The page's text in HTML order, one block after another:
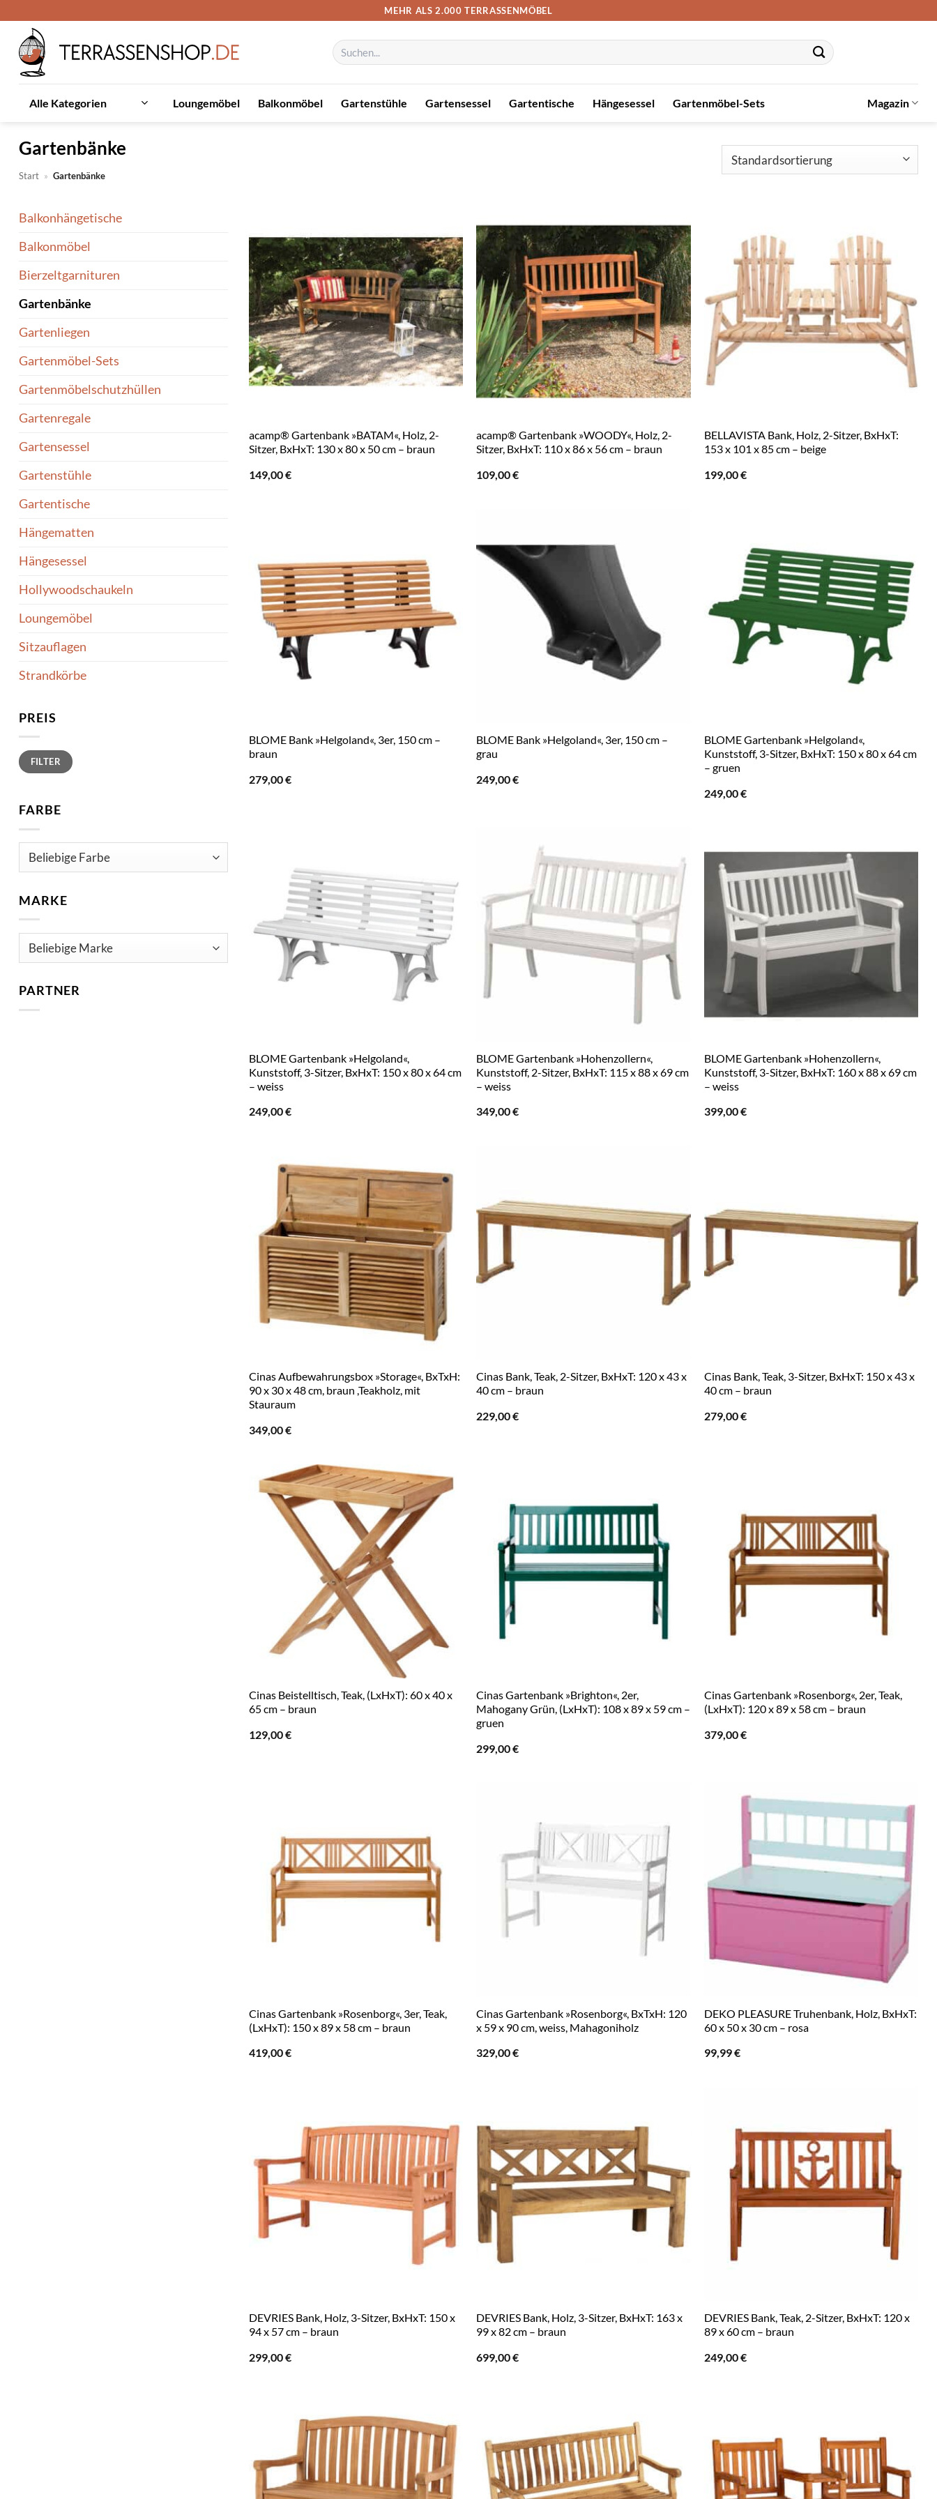
Inhalt
springen
MEHR ALS 2.000 TERRASSENMÖBEL
Suchen
nach:
Alle Kategorien Loungemöbel Balkonmöbel Gartenstühle Gartensessel Gartentische Hängesessel Gartenmöbel-Sets Magazin
Gartenbänke
Start » Gartenbänke
Balkonhängetische
Balkonmöbel
Bierzeltgarnituren
Gartenbänke
Gartenliegen
Gartenmöbel-Sets
Gartenmöbelschutzhüllen
Gartenregale
Gartensessel
Gartenstühle
Gartentische
Hängematten
Hängesessel
Hollywoodschaukeln
Loungemöbel
Sitzauflagen
Strandkörbe
PREIS
Min.
Preis
Max.
PreisFILTER
FARBE
MARKE
PARTNER
acamp® Gartenbank »BATAM«, Holz, 2-
Sitzer, BxHxT: 130 x 80 x 50 cm – braun
149,00€
acamp® Gartenbank »WOODY«, Holz, 2-
Sitzer, BxHxT: 110 x 86 x 56 cm – braun
109,00€
BELLAVISTA Bank, Holz, 2-Sitzer, BxHxT:
153 x 101 x 85 cm – beige
199,00€
BLOME Bank »Helgoland«, 3er, 150 cm –
braun
279,00€
BLOME Bank »Helgoland«, 3er, 150 cm –
grau
249,00€
BLOME Gartenbank »Helgoland«,
Kunststoff, 3-Sitzer, BxHxT: 150 x 80 x 64 cm
– gruen
249,00€
BLOME Gartenbank »Helgoland«,
Kunststoff, 3-Sitzer, BxHxT: 150 x 80 x 64 cm
– weiss
249,00€
BLOME Gartenbank »Hohenzollern«,
Kunststoff, 2-Sitzer, BxHxT: 115 x 88 x 69 cm
– weiss
349,00€
BLOME Gartenbank »Hohenzollern«,
Kunststoff, 3-Sitzer, BxHxT: 160 x 88 x 69 cm
– weiss
399,00€
Cinas Aufbewahrungsbox »Storage«, BxTxH:
90 x 30 x 48 cm, braun ,Teakholz, mit
Stauraum
349,00€
Cinas Bank, Teak, 2-Sitzer, BxHxT: 120 x 43 x
40 cm – braun
229,00€
Cinas Bank, Teak, 3-Sitzer, BxHxT: 150 x 43 x
40 cm – braun
279,00€
Cinas Beistelltisch, Teak, (LxHxT): 60 x 40 x
65 cm – braun
129,00€
Cinas Gartenbank »Brighton«, 2er,
Mahogany Grün, (LxHxT): 108 x 89 x 59 cm –
gruen
299,00€
Cinas Gartenbank »Rosenborg«, 2er, Teak,
(LxHxT): 120 x 89 x 58 cm – braun
379,00€
Cinas Gartenbank »Rosenborg«, 3er, Teak,
(LxHxT): 150 x 89 x 58 cm – braun
419,00€
Cinas Gartenbank »Rosenborg«, BxTxH: 120
x 59 x 90 cm, weiss, Mahagoniholz
329,00€
DEKO PLEASURE Truhenbank, Holz, BxHxT:
60 x 50 x 30 cm – rosa
99,99€
DEVRIES Bank, Holz, 3-Sitzer, BxHxT: 150 x
94 x 57 cm – braun
299,00€
DEVRIES Bank, Holz, 3-Sitzer, BxHxT: 163 x
99 x 82 cm – braun
699,00€
DEVRIES Bank, Teak, 2-Sitzer, BxHxT: 120 x
89 x 60 cm – braun
249,00€